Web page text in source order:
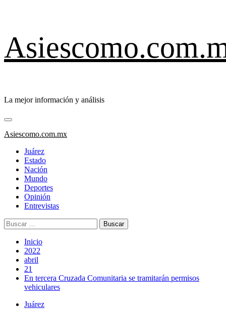
contenido
La mejor información y análisis
Menú
primario
Asiescomo.com.mx
Juárez
Estado
Nación
Mundo
Deportes
Opinión
Entrevistas
Buscar:
Inicio
2022
abril
21
En tercera Cruzada Comunitaria se tramitarán permisos
vehiculares
Juárez